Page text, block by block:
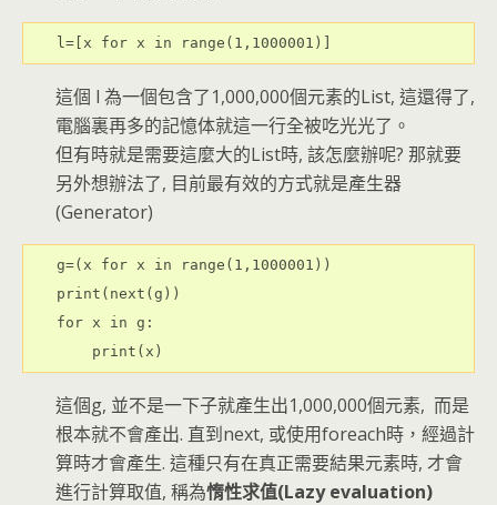
l=[x for x in range(1,1000001)]
這個 l 為一個包含了1,000,000個元素的List, 這還得了,
電腦裏再多的記憶体就這一行全被吃光光了。
但有時就是需要這麼大的List時, 該怎麼辦呢? 那就要
另外想辦法了, 目前最有效的方式就是產生器
(Generator)
g=(x for x in range(1,1000001))
print(next(g))
for x in g:
    print(x)
這個g, 並不是一下子就產生出1,000,000個元素, 而是
根本就不會產出. 直到next, 或使用foreach時，經過計
算時才會產生. 這種只有在真正需要結果元素時, 才會
進行計算取值, 稱為惰性求值(Lazy evaluation)